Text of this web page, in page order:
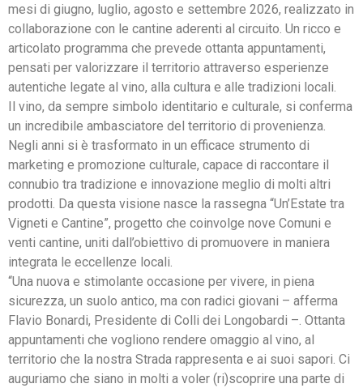
mesi di giugno, luglio, agosto e settembre 2026, realizzato in
collaborazione con le cantine aderenti al circuito. Un ricco e
articolato programma che prevede ottanta appuntamenti,
pensati per valorizzare il territorio attraverso esperienze
autentiche legate al vino, alla cultura e alle tradizioni locali.
Il vino, da sempre simbolo identitario e culturale, si conferma
un incredibile ambasciatore del territorio di provenienza.
Negli anni si è trasformato in un efficace strumento di
marketing e promozione culturale, capace di raccontare il
connubio tra tradizione e innovazione meglio di molti altri
prodotti. Da questa visione nasce la rassegna “Un’Estate tra
Vigneti e Cantine”, progetto che coinvolge nove Comuni e
venti cantine, uniti dall’obiettivo di promuovere in maniera
integrata le eccellenze locali.
“Una nuova e stimolante occasione per vivere, in piena
sicurezza, un suolo antico, ma con radici giovani – afferma
Flavio Bonardi, Presidente di Colli dei Longobardi –. Ottanta
appuntamenti che vogliono rendere omaggio al vino, al
territorio che la nostra Strada rappresenta e ai suoi sapori. Ci
auguriamo che siano in molti a voler (ri)scoprire una parte di